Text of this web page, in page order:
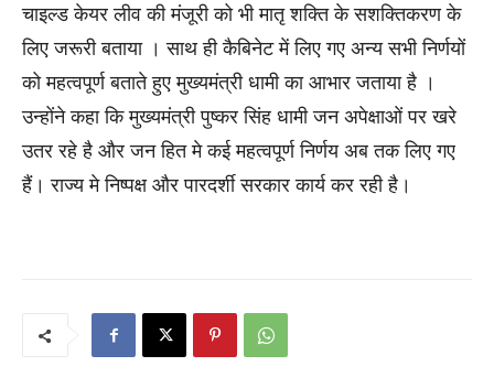
चाइल्ड केयर लीव की मंजूरी को भी मातृ शक्ति के सशक्तिकरण के
लिए जरूरी बताया । साथ ही कैबिनेट में लिए गए अन्य सभी निर्णयों
को महत्वपूर्ण बताते हुए मुख्यमंत्री धामी का आभार जताया है ।
उन्होंने कहा कि मुख्यमंत्री पुष्कर सिंह धामी जन अपेक्षाओं पर खरे
उतर रहे है और जन हित मे कई महत्वपूर्ण निर्णय अब तक लिए गए
हैं। राज्य मे निष्पक्ष और पारदर्शी सरकार कार्य कर रही है।